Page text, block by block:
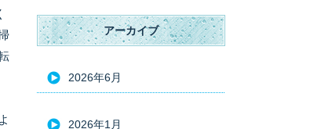
アーカイブ
2026年6月
2026年1月